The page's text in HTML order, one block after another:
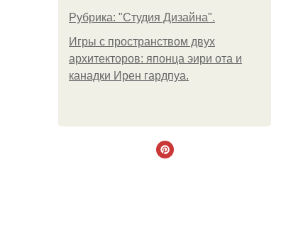
Рубрика: "Студия Дизайна".
Игры с пространством двух
архитекторов: японца эири ота и
канадки Ирен гардпуа.